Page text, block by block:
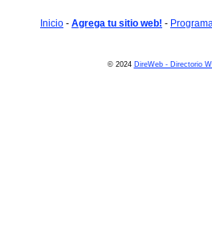
Inicio - Agrega tu sitio web! -
© 2024 DireWeb - Directorio